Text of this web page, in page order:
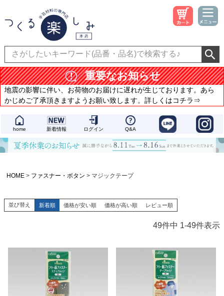
重要なお知らせ
地震の影響に伴い、お荷物のお届けに遅れが生じております。あら
かじめご了承頂きますようお願い致します。詳しくはコチラ⇒
home 新着情報 ログイン Q&A
HOME ファスナー・ボタン マジックテープ
並び替え 新着順 価格が安い順 価格が高い順 レビュー順
49件中 1-49件表示